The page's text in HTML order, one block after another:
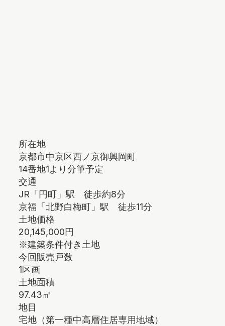
所在地
京都市中京区西ノ京御興岡町
14番地1より分筆予定
交通
JR「円町」駅 徒歩約8分
京福「北野白梅町」駅 徒歩11分
土地価格
20,145,000円
※建築条件付き土地
今回販売戸数
1区画
土地面積
97.43㎡
地目
宅地（第一種中高層住居専用地域）